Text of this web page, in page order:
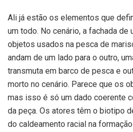
Ali já estão os elementos que
um todo. No cenário, a fachada de
objetos usados na pesca de
andam de um lado para o outro,
transmuta em barco de pesca e
morto no cenário. Parece que os
mas isso é só um dado coerente
da peça. Os atores têm o biotipo
do caldeamento racial na